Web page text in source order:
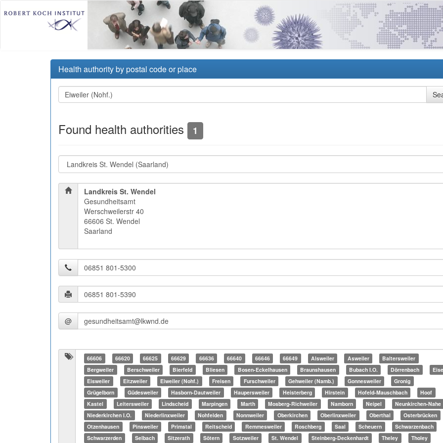
Health authority by postal code or place
Found health authorities 1
Landkreis St. Wendel
Gesundheitsamt
Werschweilerstr 40
66606 St. Wendel
Saarland
@
66606 66620 66625 66629 66636 66640 66646 66649 Alsweiler Asweiler
Baltersweiler
Bergweiler
Berschweiler Bierfeld Bliesen Bosen-Eckelhausen Braunshausen Bubach I.O. Dörrenbach
Eisweiler
Eitzweiler Eiweiler (Nohf.) Freisen Furschweiler Gehweiler (Namb.) Gonnesweiler
Gronig
Grügelborn
Güdesweiler Hasborn-Dautweiler Haupersweiler Heisterberg Hirstein Hofeld-Mauschbach
Hoof
Kastel
Leitersweiler Lindscheid Marpingen Marth Mosberg-Richweiler Namborn Neipel
Neunkirchen-Nahe
Niederkirchen I.O.
Niederlinxweiler Nohfelden Nonnweiler Oberkirchen Oberlinxweiler Oberthal
Osterbrücken
Otzenhausen
Pinsweiler Primstal Reitscheid Remmesweiler Roschberg Saal Scheuern
Schwarzenbach
Schwarzerden
Selbach Sitzerath Sötern Sotzweiler St. Wendel Steinberg-Deckenhardt Theley Tholey